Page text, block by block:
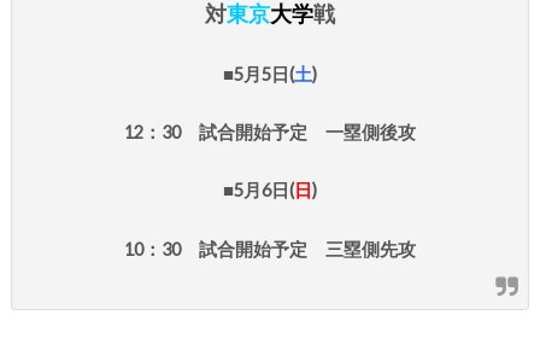
対東京大学戦
■5月5日(土)
12：30 試合開始予定 一塁側後攻
■5月6日(日)
10：30 試合開始予定 三塁側先攻